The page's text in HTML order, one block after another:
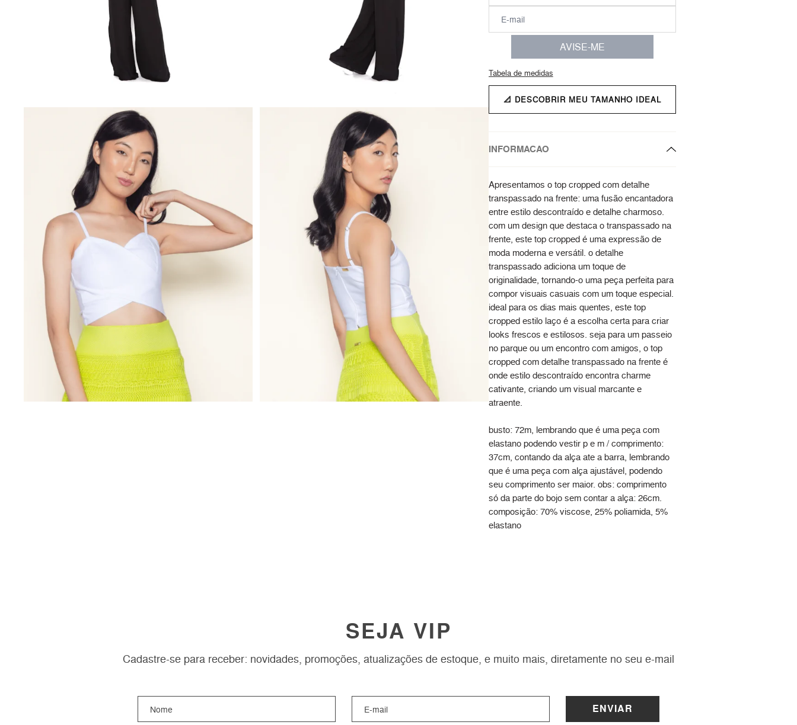
AVISE-ME
Tabela de medidas
📐 DESCOBRIR MEU TAMANHO IDEAL
INFORMACAO
Apresentamos o top cropped com detalhe
transpassado na frente: uma fusão encantadora
entre estilo descontraído e detalhe charmoso.
com um design que destaca o transpassado na
frente, este top cropped é uma expressão de
moda moderna e versátil. o detalhe
transpassado adiciona um toque de
originalidade, tornando-o uma peça perfeita para
compor visuais casuais com um toque especial.
ideal para os dias mais quentes, este top
cropped estilo laço é a escolha certa para criar
looks frescos e estilosos. seja para um passeio
no parque ou um encontro com amigos, o top
cropped com detalhe transpassado na frente é
onde estilo descontraído encontra charme
cativante, criando um visual marcante e
atraente.
busto: 72m, lembrando que é uma peça com
elastano podendo vestir p e m / comprimento:
37cm, contando da alça ate a barra, lembrando
que é uma peça com alça ajustável, podendo
seu comprimento ser maior. obs: comprimento
só da parte do bojo sem contar a alça: 26cm.
composição: 70% viscose, 25% poliamida, 5%
elastano
SEJA VIP
Cadastre-se para receber: novidades, promoções, atualizações de estoque, e muito mais, diretamente no seu e-mail
ENVIAR